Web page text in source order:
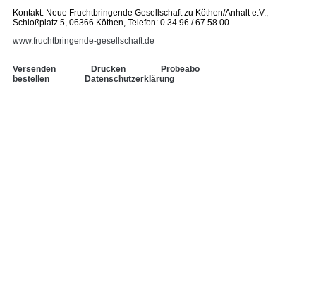
Kontakt: Neue Fruchtbringende Gesellschaft zu Köthen/Anhalt e.V.,
Schloßplatz 5, 06366 Köthen, Telefon: 0 34 96 / 67 58 00
www.fruchtbringende-gesellschaft.de
Versenden Drucken
Probeabo
bestellen
Datenschutzerklärung